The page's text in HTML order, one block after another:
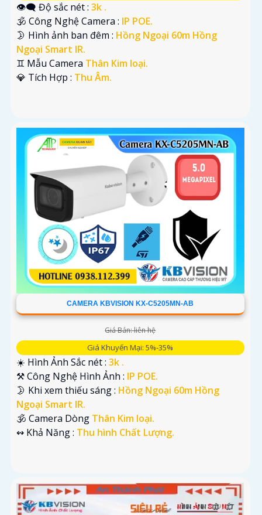
👁️‍🗨 Độ sắc nét : 3k .
🕉️ Công Nghệ Camera : IP POE.
🌛 Hình ảnh ban đêm : Hồng Ngoại 60m Hồng
Ngoại Smart IR.
♊ Mẫu Camera Thân Kim loại.
️💎 Tích Hợp : Thu Âm.
CAMERA KBVISION KX-C5205MN-AB
Giá Bán: liên hệ
Giá Khuyến Mại: 5%-35%
☀️ Hình Ảnh Sắc nét : 3k .
⚒ Công Nghệ Hình Ảnh : IP POE.
🌛 Khi xem thiếu sáng : Hồng Ngoại 60m Hồng
Ngoại Smart IR.
🕉️ Camera Dòng Thân Kim loại.
️↭ Khả Năng : Thu hình Chất Lượng.